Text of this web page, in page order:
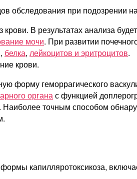
обследования при подозрении
В результатах анализа
мочи. При развитии
белка, лейкоцитов и эритроцитов.
крови.
форму геморрагического
органас функцией
. Наиболее точным способом
капилляротоксикоза,